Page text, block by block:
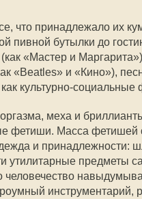
что принадлежало их
пивной бутылки до
«Мастер и
«Beatles» и «Кино»),
культурно-
меха и
фетиши. Масса фетишей
и принадлежности:
утилитарные предметы
человечество
инструментарий,